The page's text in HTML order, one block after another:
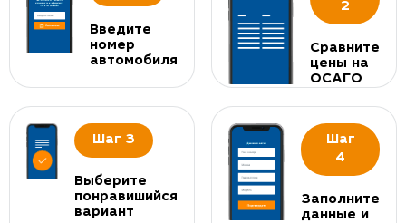
Введите
номер
автомобиля
2
Сравните
цены на
ОСАГО
Шаг 3
Выберите
понравишийся
вариант
Шаг
4
Заполните
данные и